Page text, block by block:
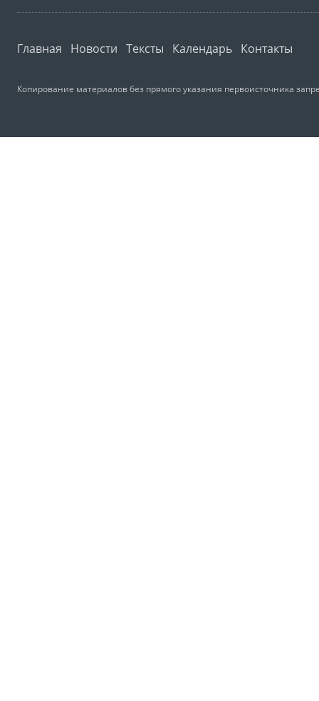
Главная Новости Тексты Календарь Контакты
Копирование материалов без прямого указания первоисточника